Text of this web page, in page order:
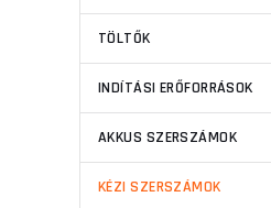
TÖLTŐK
INDÍTÁSI ERŐFORRÁSOK
AKKUS SZERSZÁMOK
KÉZI SZERSZÁMOK